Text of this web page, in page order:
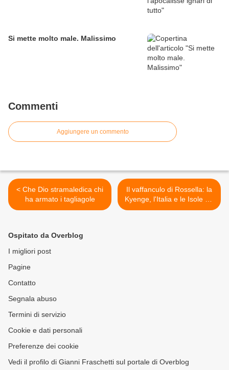
Si mette molto male. Malissimo
Commenti
Aggiungere un commento
< Che Dio stramaledica chi
ha armato i tagliagole
Il vaffanculo di Rossella: la
Kyenge, l'Italia e le Isole Fiji
>
Ospitato da Overblog
I migliori post
Pagine
Contatto
Segnala abuso
Termini di servizio
Cookie e dati personali
Preferenze dei cookie
Vedi il profilo di Gianni Fraschetti sul portale di Overblog